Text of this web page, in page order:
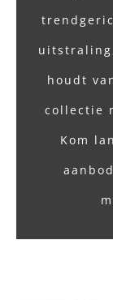
houdt
collectie
Kom